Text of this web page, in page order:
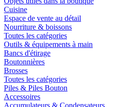
Cuisine
Espace de vente au détail
Nourriture & boissons
Toutes les catégories
Outils & équipements à main
Bancs d'étirage
Boutonnières
Brosses
Toutes les catégories
Piles & Piles Bouton
Accessoires
Accumulateurs & Condensateurs